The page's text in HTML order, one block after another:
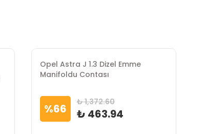
Opel Astra J 1.3 Dizel Emme
Manifoldu Contası
%66 ₺ 1,372.60
₺ 463.94